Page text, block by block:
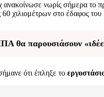
νωρίς σήμερα το
χιλιομέτρων στο έδαφος του
θα παρουσιάσουν
ότι έπληξε το